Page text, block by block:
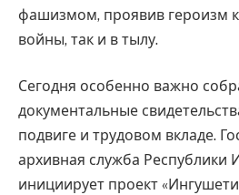
фашизмом, проявив героизм
войны, так и в тылу.
Сегодня особенно важно
документальные
подвиге и трудовом вкладе.
архивная служба Республики
инициирует проект